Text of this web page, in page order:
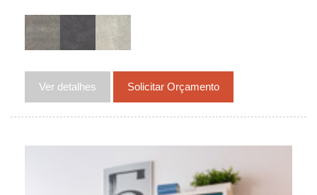
Ver detalhes Solicitar Orçamento